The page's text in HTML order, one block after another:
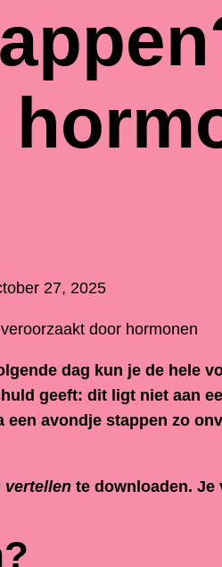
27, 2025
dag kun je de hele
geeft: dit ligt niet aan
avondje stappen zo
vertellente downloaden. Je